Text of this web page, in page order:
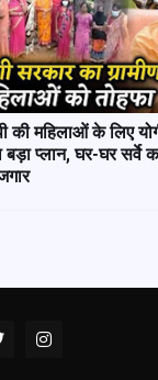
की महिलाओं के लिए
बड़ा प्लान, घर-घर सर्वे